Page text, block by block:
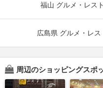
福山 グルメ・レス
広島県 グルメ・レ
周辺のショッピングスポ